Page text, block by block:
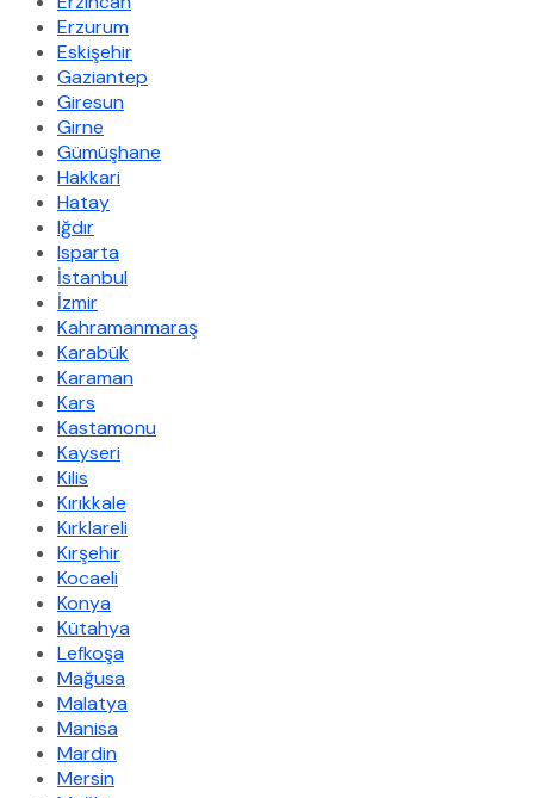
Erzurum
Eskişehir
Gaziantep
Giresun
Girne
Gümüşhane
Hakkari
Hatay
Iğdır
Isparta
İstanbul
İzmir
Kahramanmaraş
Karabük
Karaman
Kars
Kastamonu
Kayseri
Kilis
Kırıkkale
Kırklareli
Kırşehir
Kocaeli
Konya
Kütahya
Lefkoşa
Mağusa
Malatya
Manisa
Mardin
Mersin